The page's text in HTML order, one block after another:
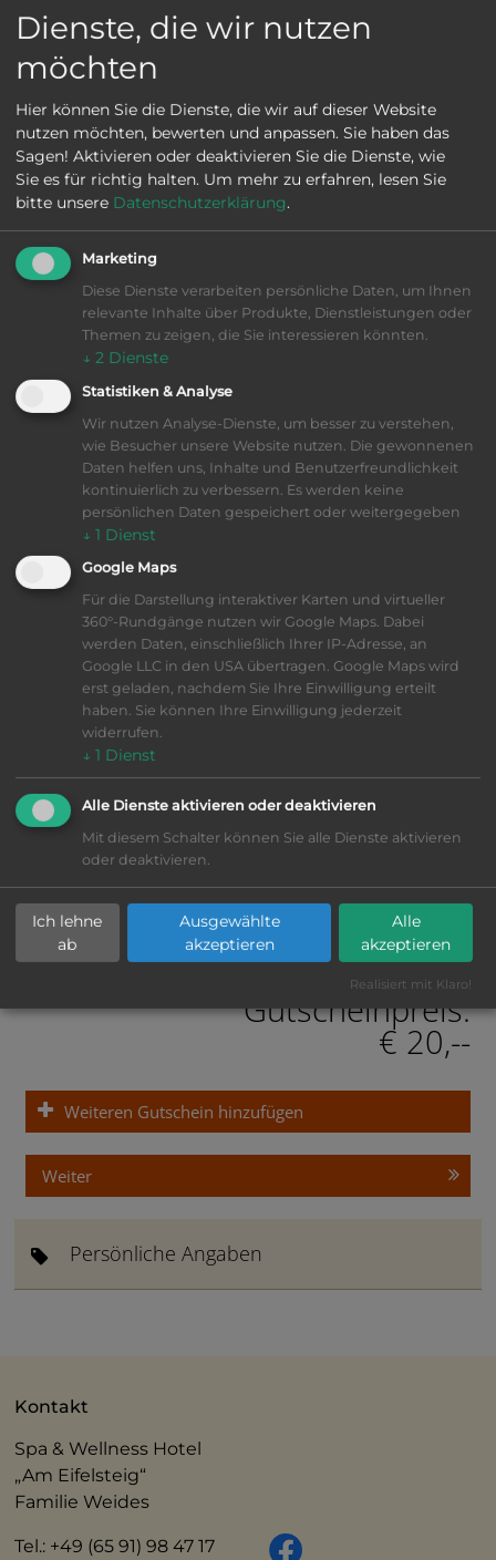
Wählen Sie Ihr Motiv
Aufenthaltsgutschein
Akzeptierter Wertumfang:
zwischen € 20,-- und € 1.000,--
Versandart
An den Beschenkten
An mich
Beschenkter
Vorschau mit Widmungstext
Gutscheinpreis:
€ 20,--
Weiteren Gutschein hinzufügen
Weiter
Persönliche Angaben
Kontakt
Spa & Wellness Hotel
„Am Eifelsteig“
Familie Weides
Tel.: +49 (65 91) 98 47 17
Dienste, die wir nutzen
möchten
Hier können Sie die Dienste, die wir auf dieser Website
nutzen möchten, bewerten und anpassen. Sie haben das
Sagen! Aktivieren oder deaktivieren Sie die Dienste, wie
Sie es für richtig halten. Um mehr zu erfahren, lesen Sie
bitte unsere Datenschutzerklärung.
Marketing
Diese Dienste verarbeiten persönliche Daten, um Ihnen
relevante Inhalte über Produkte, Dienstleistungen oder
Themen zu zeigen, die Sie interessieren könnten.
↓ 2 Dienste
Statistiken & Analyse
Wir nutzen Analyse-Dienste, um besser zu verstehen,
wie Besucher unsere Website nutzen. Die gewonnenen
Daten helfen uns, Inhalte und Benutzerfreundlichkeit
kontinuierlich zu verbessern. Es werden keine
persönlichen Daten gespeichert oder weitergegeben
↓ 1 Dienst
Google Maps
Für die Darstellung interaktiver Karten und virtueller
360°-Rundgänge nutzen wir Google Maps. Dabei
werden Daten, einschließlich Ihrer IP-Adresse, an
Google LLC in den USA übertragen. Google Maps wird
erst geladen, nachdem Sie Ihre Einwilligung erteilt
haben. Sie können Ihre Einwilligung jederzeit
widerrufen.
↓ 1 Dienst
Alle Dienste aktivieren oder deaktivieren
Mit diesem Schalter können Sie alle Dienste aktivieren
oder deaktivieren.
Ich lehne
ab
Ausgewählte
akzeptieren
Alle
akzeptieren
Realisiert mit Klaro!